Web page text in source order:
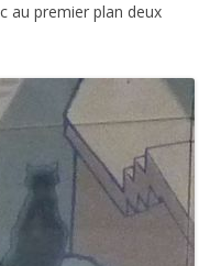
au premier plan deux